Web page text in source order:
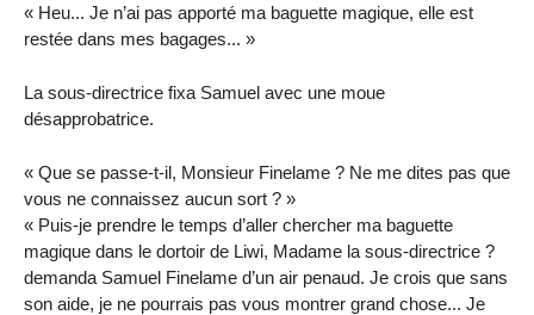
« Heu... Je n’ai pas apporté ma baguette magique, elle est
restée dans mes bagages... »
La sous-directrice fixa Samuel avec une moue
désapprobatrice.
« Que se passe-t-il, Monsieur Finelame ? Ne me dites pas que
vous ne connaissez aucun sort ? »
« Puis-je prendre le temps d’aller chercher ma baguette
magique dans le dortoir de Liwi, Madame la sous-directrice ?
demanda Samuel Finelame d’un air penaud. Je crois que sans
son aide, je ne pourrais pas vous montrer grand chose... Je